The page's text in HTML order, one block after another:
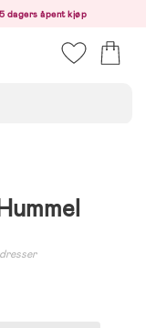
dagers åpent kjøp